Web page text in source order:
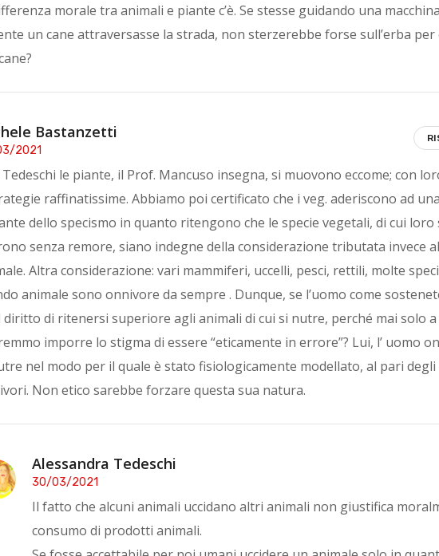
morale tra animali e piante c’è. Se stesse guidando una
un cane attraversasse la strada, non sterzerebbe forse sull’erba per
Bastanzetti
2021
Tedeschi le piante, il Prof. Mancuso insegna, si muovono eccome; con
raffinatissime. Abbiamo poi certificato che i veg. aderiscono ad una
dello specismo in quanto ritengono che le specie vegetali, di cui loro
senza remore, siano indegne della considerazione tributata invece
Altra considerazione: vari mammiferi, uccelli, pesci, rettili, molte
animale sono onnivore da sempre . Dunque, se l’uomo come
diritto di ritenersi superiore agli animali di cui si nutre, perché mai solo
imporre lo stigma di essere “eticamente in errore”? Lui, l’ uomo
nel modo per il quale è stato fisiologicamente modellato, al pari
Non etico sarebbe forzare questa sua natura.
Alessandra Tedeschi
30/03/2021
Il fatto che alcuni animali uccidano altri animali non giustifica
consumo di prodotti animali.